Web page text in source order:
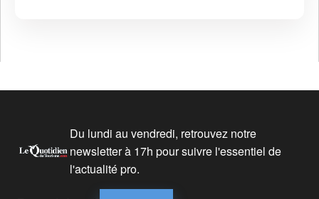
Du lundi au vendredi, retrouvez notre
newsletter à 17h pour suivre l'essentiel de
l'actualité pro.